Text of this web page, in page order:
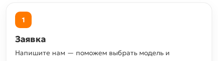
1
Заявка
Напишите нам — поможем выбрать модель и